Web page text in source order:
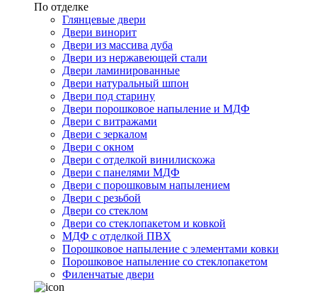
По отделке
Глянцевые двери
Двери винорит
Двери из массива дуба
Двери из нержавеющей стали
Двери ламинированные
Двери натуральный шпон
Двери под старину
Двери порошковое напыление и МДФ
Двери с витражами
Двери с зеркалом
Двери с окном
Двери с отделкой винилискожа
Двери с панелями МДФ
Двери с порошковым напылением
Двери с резьбой
Двери со стеклом
Двери со стеклопакетом и ковкой
МДФ с отделкой ПВХ
Порошковое напыление с элементами ковки
Порошковое напыление со стеклопакетом
Филенчатые двери